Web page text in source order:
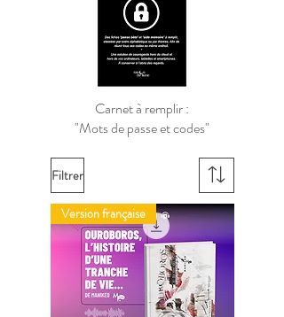
Carnet à remplir :
"Mots de passe et codes"
Filtrer
Version française